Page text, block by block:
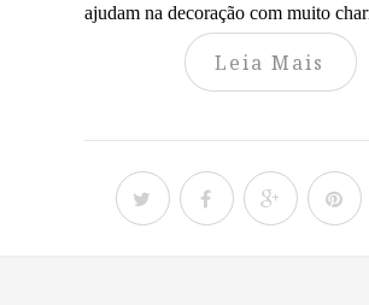
ajudam na decoração com muito
Leia Mais